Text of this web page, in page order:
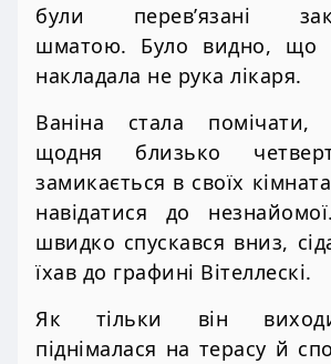
були перев’язані
шматою. Було видно, що
накладала не рука лікаря.
Ваніна стала
щодня близько
замикається в своїх
навідатися до
швидко спускався вниз,
їхав до графині Вітеллескі.
Як тільки він
піднімалася на терасу й